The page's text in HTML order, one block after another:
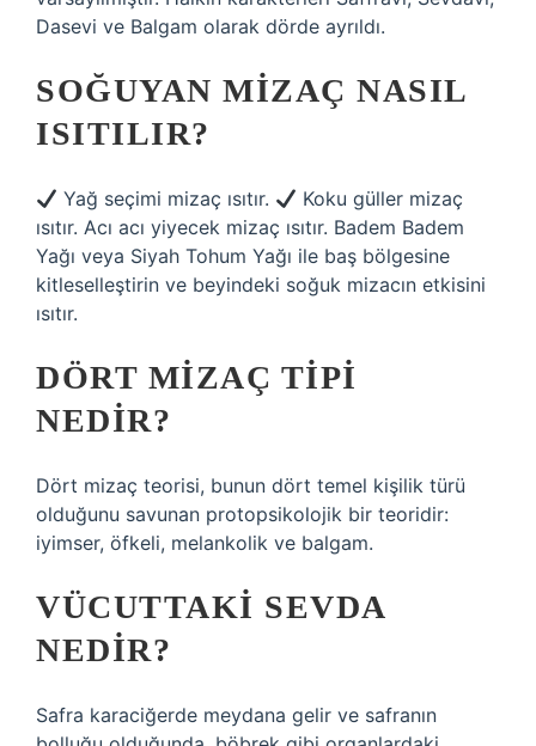
Dasevi ve Balgam olarak dörde ayrıldı.
SOĞUYAN MIZAÇ NASIL
ISITILIR?
Yağ seçimi mizaç ısıtır.
Koku güller mizaç
ısıtır. Acı acı yiyecek mizaç ısıtır. Badem Badem
Yağı veya Siyah Tohum Yağı ile baş bölgesine
kitleselleştirin ve beyindeki soğuk mizacın etkisini
ısıtır.
DÖRT MIZAÇ TIPI
NEDIR?
Dört mizaç teorisi, bunun dört temel kişilik türü
olduğunu savunan protopsikolojik bir teoridir:
iyimser, öfkeli, melankolik ve balgam.
VÜCUTTAKI SEVDA
NEDIR?
Safra karaciğerde meydana gelir ve safranın